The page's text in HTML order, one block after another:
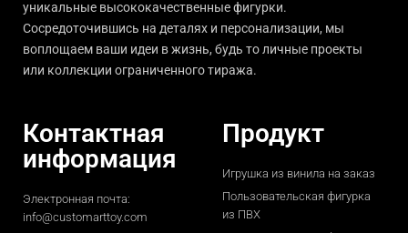
уникальные высококачественные фигурки.
Сосредоточившись на деталях и персонализации, мы
воплощаем ваши идеи в жизнь, будь то личные проекты
или коллекции ограниченного тиража.
Контактная
информация
Электронная почта:
info@customarttoy.com
Продукт
Игрушка из винила на заказ
Пользовательская фигурка
из ПВХ